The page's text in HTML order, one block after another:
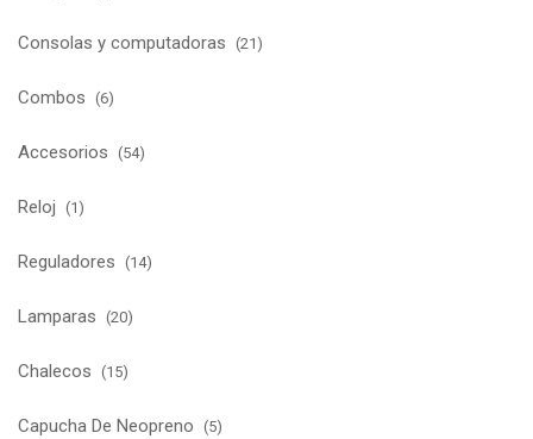
Consolas y computadoras (21)
Combos (6)
Accesorios (54)
Reloj (1)
Reguladores (14)
Lamparas (20)
Chalecos (15)
Capucha De Neopreno (5)